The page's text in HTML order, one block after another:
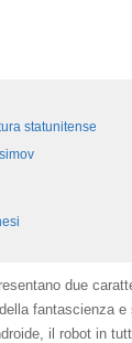
statunitense
due
fantascienza e
il robot in